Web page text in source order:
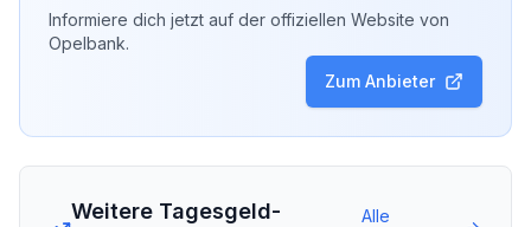
Informiere dich jetzt auf der offiziellen Website von
Opelbank.
Zum Anbieter
Weitere Tagesgeld-
Alle